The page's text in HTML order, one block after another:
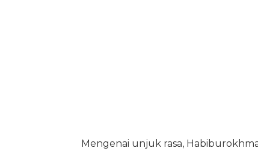
Mengenai unjuk rasa,